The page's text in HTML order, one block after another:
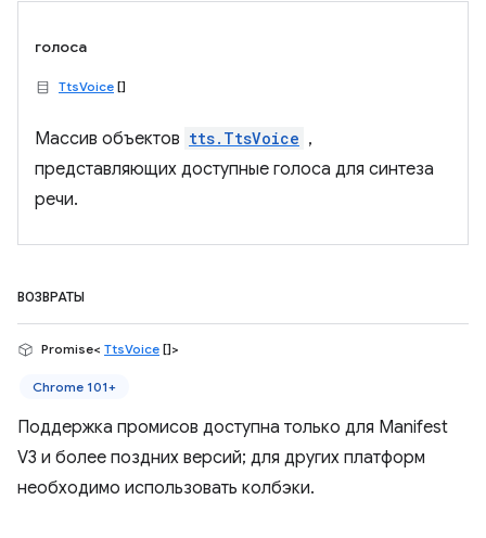
голоса
TtsVoice []
Массив объектов tts.TtsVoice ,
представляющих доступные голоса для синтеза
речи.
ВОЗВРАТЫ
Promise< TtsVoice []>
Chrome 101+
Поддержка промисов доступна только для Manifest
V3 и более поздних версий; для других платформ
необходимо использовать колбэки.